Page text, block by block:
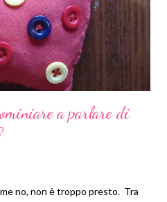
a parlare di
no, non è troppo presto. Tra